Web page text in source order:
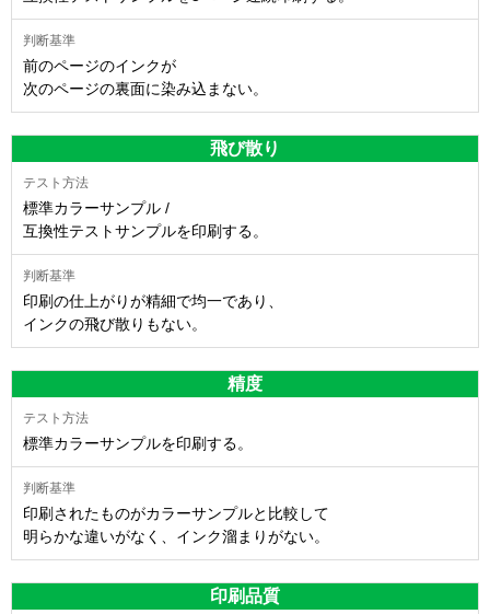
前のページのインクが
次のページの裏面に染み込まない。
飛び散り
標準カラーサンプル /
互換性テストサンプルを印刷する。
印刷の仕上がりが精細で均一であり、
インクの飛び散りもない。
精度
標準カラーサンプルを印刷する。
印刷されたものがカラーサンプルと比較して
明らかな違いがなく、インク溜まりがない。
印刷品質